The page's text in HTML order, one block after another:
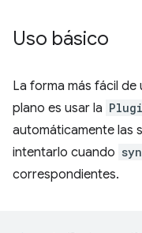
Uso básico
La forma más fácil de
plano es usar la
automáticamente las
intentarlo cuando
correspondientes.